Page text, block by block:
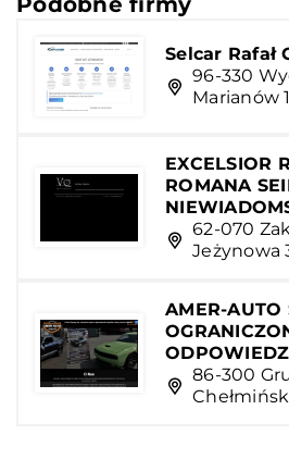
Selcar Rafał
96-330
Marianów
EXCELSIOR
ROMANA
62-070
Jeżynowa
AMER-AUTO
86-300